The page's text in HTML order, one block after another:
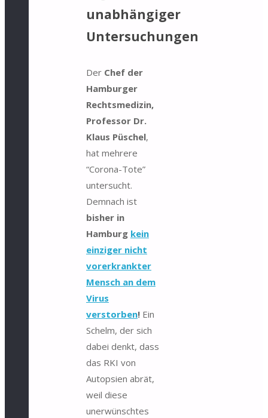
unabhängiger
Untersuchungen
Der Chef der
Hamburger
Rechtsmedizin,
Professor Dr.
Klaus Püschel,
hat mehrere
“Corona-Tote”
untersucht.
Demnach ist
bisher in
Hamburg kein
einziger nicht
vorerkrankter
Mensch an dem
Virus
verstorben! Ein
Schelm, der sich
dabei denkt, dass
das RKI von
Autopsien abrät,
weil diese
unerwünschtes